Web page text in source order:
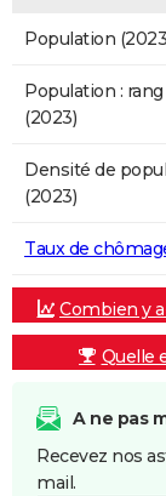
Population
Population :
(2023)
Densité de
(2023)
Taux de
Combien y
Quelle
A ne pas
Recevez nos
mail.